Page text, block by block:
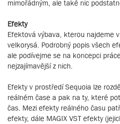
mimořádným, ale také nic
Efekty
Efektová výbava, kterou najdeme
velkorysá. Podrobný popis všech
ale podívejme se na koncepci
nejzajímavější z nich.
Efekty v prostředí Sequoia lze
reálném čase a pak na ty, které
čas. Mezi efekty reálného času
efekty, dále MAGIX VST efekty